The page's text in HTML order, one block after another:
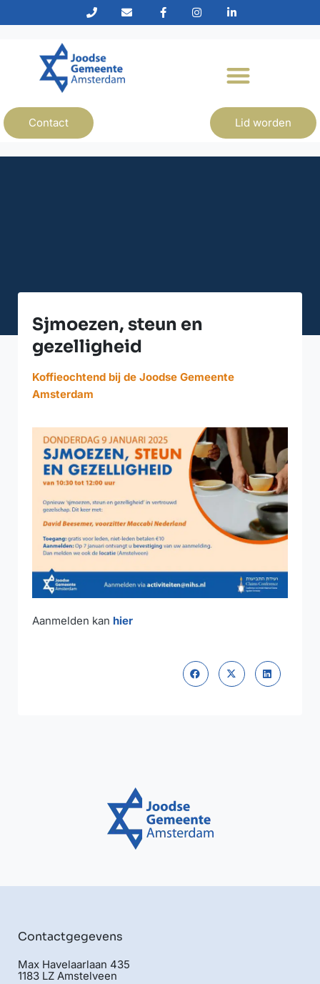
Contact Lid worden
Sjmoezen, steun en
gezelligheid
Koffieochtend bij de Joodse Gemeente
Amsterdam
Aanmelden kan hier
Contactgegevens
Max Havelaarlaan 435
1183 LZ Amstelveen